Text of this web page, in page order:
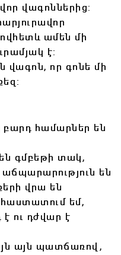
վագոններից:
ամեն մի
է:
վագոն, որ գոնե մի
բարդ համարներ են
գմբեթի տակ,
են
վրա են
հաստատում եմ,
ու դժվար է
այն պատճառով,